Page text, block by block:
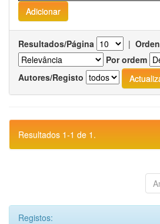
Resultados/Página |
Por ordem
Autores/Registo
Resultados 1-1 de 1.
Registos: